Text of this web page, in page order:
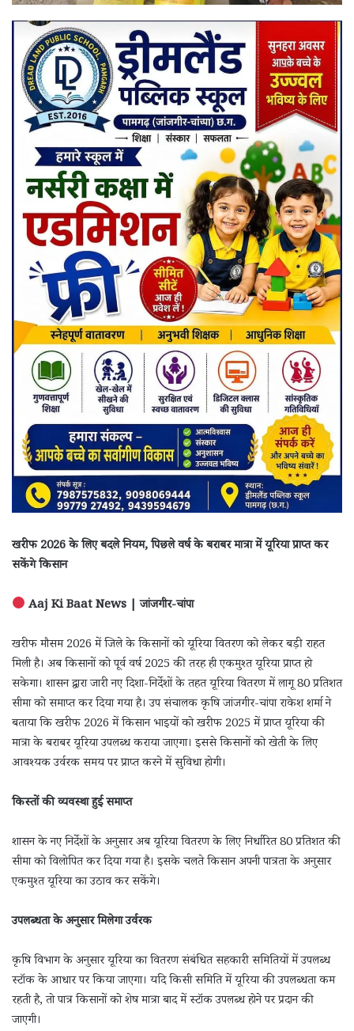
खरीफ 2026 के लिए बदले नियम, पिछले वर्ष के बराबर मात्रा में यूरिया प्राप्त कर
सकेंगे किसान
Aaj Ki Baat News | जांजगीर-चांपा
खरीफ मौसम 2026 में जिले के किसानों को यूरिया वितरण को लेकर बड़ी राहत
मिली है। अब किसानों को पूर्व वर्ष 2025 की तरह ही एकमुश्त यूरिया प्राप्त हो
सकेगा। शासन द्वारा जारी नए दिशा-निर्देशों के तहत यूरिया वितरण में लागू 80 प्रतिशत
सीमा को समाप्त कर दिया गया है। उप संचालक कृषि जांजगीर-चांपा राकेश शर्मा ने
बताया कि खरीफ 2026 में किसान भाइयों को खरीफ 2025 में प्राप्त यूरिया की
मात्रा के बराबर यूरिया उपलब्ध कराया जाएगा। इससे किसानों को खेती के लिए
आवश्यक उर्वरक समय पर प्राप्त करने में सुविधा होगी।
किस्तों की व्यवस्था हुई समाप्त
शासन के नए निर्देशों के अनुसार अब यूरिया वितरण के लिए निर्धारित 80 प्रतिशत की
सीमा को विलोपित कर दिया गया है। इसके चलते किसान अपनी पात्रता के अनुसार
एकमुश्त यूरिया का उठाव कर सकेंगे।
उपलब्धता के अनुसार मिलेगा उर्वरक
कृषि विभाग के अनुसार यूरिया का वितरण संबंधित सहकारी समितियों में उपलब्ध
स्टॉक के आधार पर किया जाएगा। यदि किसी समिति में यूरिया की उपलब्धता कम
रहती है, तो पात्र किसानों को शेष मात्रा बाद में स्टॉक उपलब्ध होने पर प्रदान की
जाएगी।